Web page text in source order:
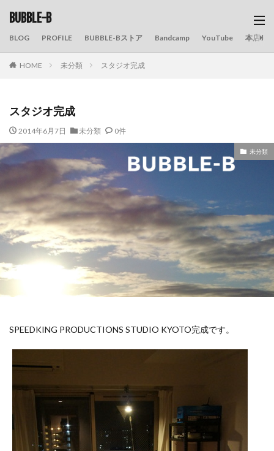
BUBBLE-B
BLOG PROFILE BUBBLE-Bストア Bandcamp YouTube 本店の旅
HOME 未分類 スタジオ完成
スタジオ完成
2014年6月7日 未分類 0件
未分類
SPEEDKING PRODUCTIONS STUDIO KYOTO完成です。